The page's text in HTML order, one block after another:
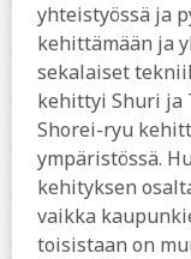
yhteistyössä ja
kehittämään ja
sekalaiset
kehittyi Shuri ja
Shorei-ryu
ympäristössä.
kehityksen
vaikka
toisistaan on